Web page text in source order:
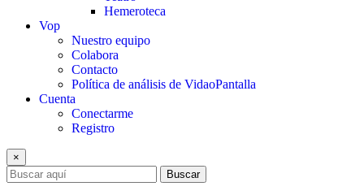
Hemeroteca
Vop
Nuestro equipo
Colabora
Contacto
Política de análisis de VidaoPantalla
Cuenta
Conectarme
Registro
×
Buscar